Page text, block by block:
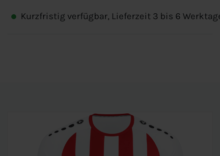
Kurzfristig verfügbar, Lieferzeit 3 bis 6